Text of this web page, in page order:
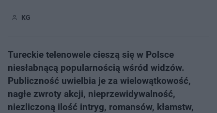
KG
Tureckie telenowele cieszą się w Polsce
niesłabnącą popularnością wśród widzów.
Publiczność uwielbia je za wielowątkowość,
nagłe zwroty akcji, nieprzewidywalność,
niezliczoną ilość intryg, romansów, kłamstw,